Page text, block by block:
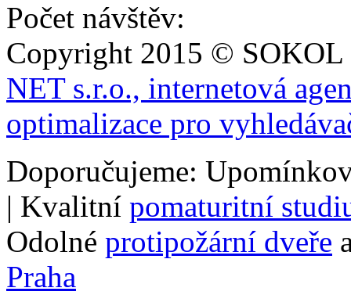
Počet návštěv:
Copyright 2015 ©
NET s.r.o., internetová
optimalizace pro
Doporučujeme:
| Kvalitní pomaturitní
Odolné protipožární dveře
Praha